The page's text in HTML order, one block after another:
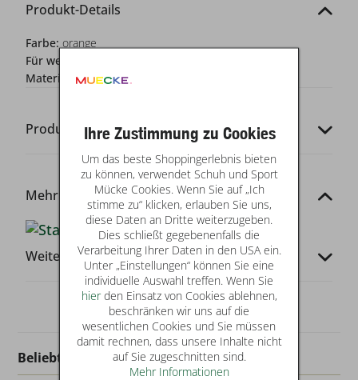
Produkt-Details
Farbe: orange
Für wen?:
Materialzusammensetzung:
Produkt-Codes
Mehr von dieser Marke
Weitere Infos
Beliebt in dieser Kategorie
Ihre Zustimmung zu Cookies
Um das beste Shoppingerlebnis bieten
zu können, verwendet Schuh und Sport
Mücke Cookies. Wenn Sie auf „Ich
stimme zu“ klicken, erlauben Sie uns,
diese Daten an Dritte weiterzugeben.
Dies schließt gegebenenfalls die
Verarbeitung Ihrer Daten in den USA ein.
Unter „Einstellungen“ können Sie eine
individuelle Auswahl treffen. Wenn Sie
hierden Einsatz von Cookies ablehnen,
beschränken wir uns auf die
wesentlichen Cookies und Sie müssen
damit rechnen, dass unsere Inhalte nicht
auf Sie zugeschnitten sind.
Mehr Informationen